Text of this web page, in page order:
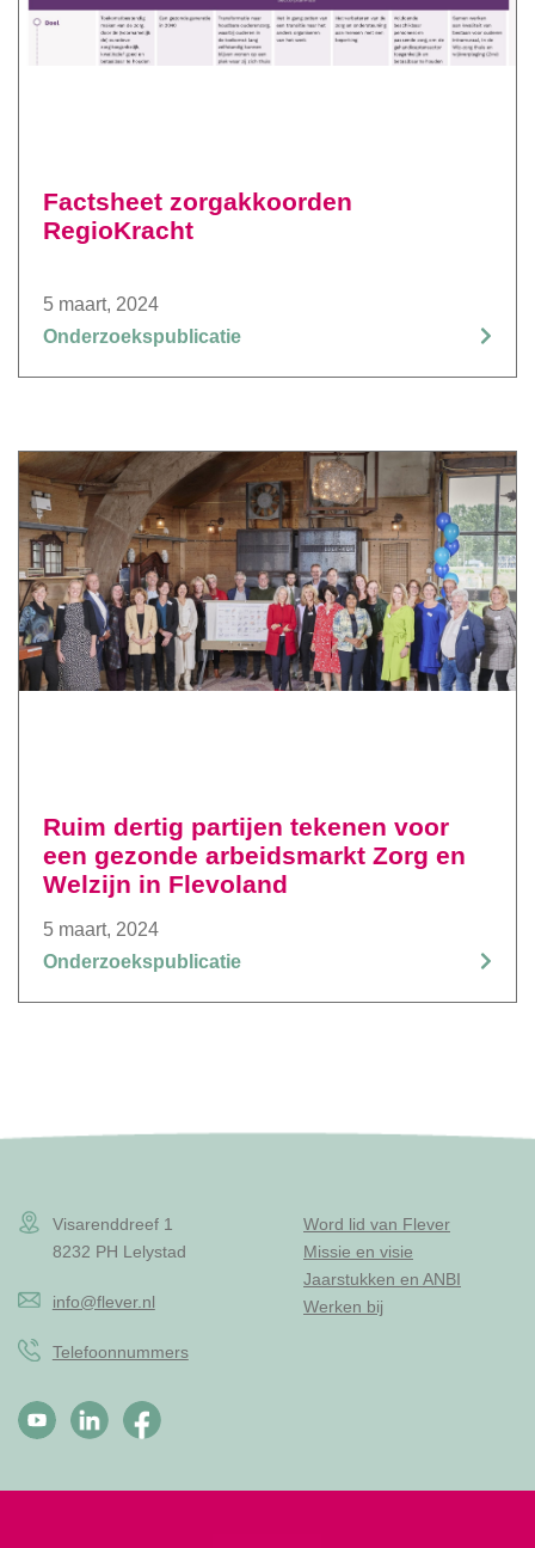
Factsheet zorgakkoorden
RegioKracht
5 maart, 2024
Onderzoekspublicatie
Ruim dertig partijen tekenen voor
een gezonde arbeidsmarkt Zorg en
Welzijn in Flevoland
5 maart, 2024
Onderzoekspublicatie
Visarenddreef 1
8232 PH Lelystad
info@flever.nl
Telefoonnummers
Word lid van Flever
Missie en visie
Jaarstukken en ANBI
Werken bij